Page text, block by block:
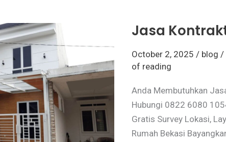
Jasa
October 2, 2025 / blog /
of reading
Anda Membutuhkan
Hubungi 0822 6080
Gratis Survey Lokasi,
Rumah Bekasi
di